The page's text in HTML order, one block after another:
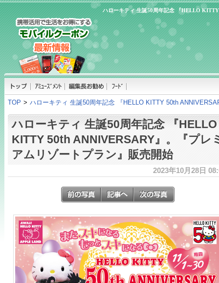
ハローキティ 生誕50周年記念 『HELLO
TOP > ハローキティ 生誕50周年記念 『HELLO KITTY 50th
ハローキティ 生誕50周年記念 『HELLO
KITTY 50th ANNIVERSARY』。『プレ
アムリゾートプラン』販売開始
2023年10月28日